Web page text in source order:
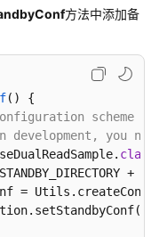
方法中添加备
()
{
you
class
+
=